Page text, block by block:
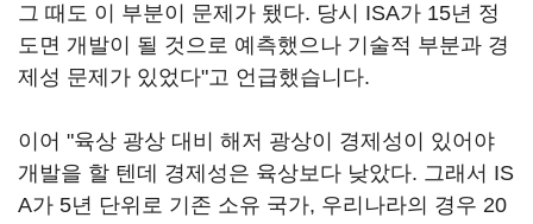
그 때도 이 부분이 문제가 됐다. 당시 ISA가 15년 정
도면 개발이 될 것으로 예측했으나 기술적 부분과 경
제성 문제가 있었다"고 언급했습니다.
이어 "육상 광상 대비 해저 광상이 경제성이 있어야
개발을 할 텐데 경제성은 육상보다 낮았다. 그래서 IS
A가 5년 단위로 기존 소유 국가, 우리나라의 경우 20